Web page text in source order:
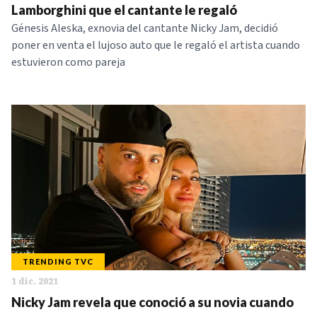
Lamborghini que el cantante le regaló
Génesis Aleska, exnovia del cantante Nicky Jam, decidió
poner en venta el lujoso auto que le regaló el artista cuando
estuvieron como pareja
TRENDING TVC
1 dic. 2021
Nicky Jam revela que conoció a su novia cuando